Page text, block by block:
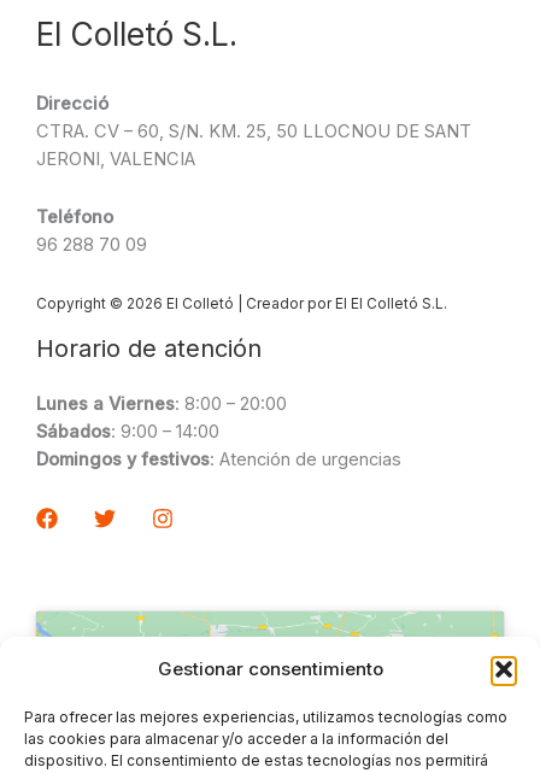
Gestionar consentimiento
Para ofrecer las mejores experiencias, utilizamos tecnologías como
las cookies para almacenar y/o acceder a la información del
dispositivo. El consentimiento de estas tecnologías nos permitirá
El Colletó S.L.
Direcció
CTRA. CV – 60, S/N. KM. 25, 50 LLOCNOU DE SANT
JERONI, VALENCIA
Teléfono
96 288 70 09
Copyright © 2026 El Colletó | Creador por El El Colletó S.L.
Horario de atención
Lunes a Viernes: 8:00 – 20:00
Sábados: 9:00 – 14:00
Domingos y festivos: Atención de urgencias
Haz clic para aceptar cookies de